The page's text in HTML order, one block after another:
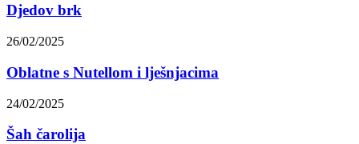
Djedov brk
26/02/2025
Oblatne s Nutellom i lješnjacima
24/02/2025
Šah čarolija